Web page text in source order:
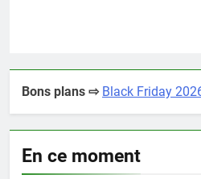
Bons plans ⇨ Black Friday
En ce moment